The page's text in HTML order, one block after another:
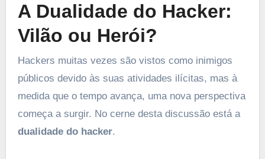
A Dualidade do Hacker:
Vilão ou Herói?
Hackers muitas vezes são vistos como inimigos
públicos devido às suas atividades ilícitas, mas à
medida que o tempo avança, uma nova perspectiva
começa a surgir. No cerne desta discussão está a
dualidade do hacker.